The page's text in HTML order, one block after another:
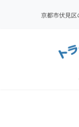
京都市伏見